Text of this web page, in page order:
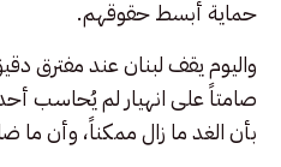
حماية أبسط حقوقهم.
واليوم يقف لبنان عند مفترق
صامتاً على انهيار لم يُحاسب أحد
بأن الغد ما زال ممكناً، وأن ما